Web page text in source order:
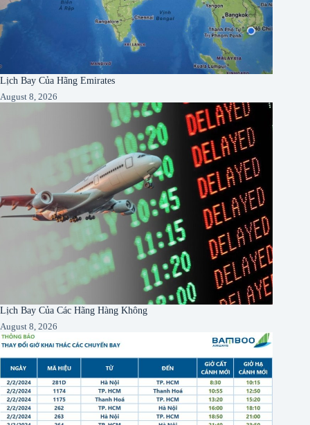
Lịch Bay Của Hãng Emirates
August 8, 2026
Lịch Bay Của Các Hãng Hàng Không
August 8, 2026